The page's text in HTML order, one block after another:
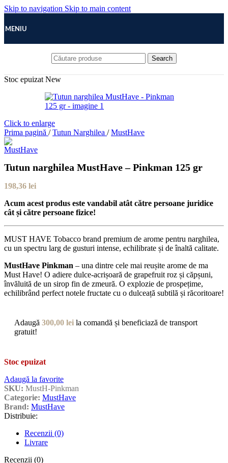
Skip to navigation Skip to main content
MENIU
Search
Stoc epuizat New
Click to enlarge
Prima pagină / Tutun Narghilea / MustHave
Tutun narghilea MustHave – Pinkman 125 gr
198,36 lei
Acum acest produs este vandabil atât către persoane juridice
cât și către persoane fizice!
MUST HAVE Tobacco brand premium de arome pentru narghilea,
cu un spectru larg de gusturi intense, echilibrate și de înaltă calitate.
MustHave Pinkman – una dintre cele mai reușite arome de ma
Must Have! O adiere dulce-acrișoară de grapefruit roz și căpșuni,
învăluită de un sirop fin de zmeură. O explozie de prospețime,
echilibrând perfect notele fructate cu o dulceață subtilă și răcoritoare!
Adaugă 300,00 lei la comandă și beneficiază de transport
gratuit!
Stoc epuizat
Adaugă la favorite
SKU: MustH-Pinkman
Categorie: MustHave
Brand: MustHave
Distribuie:
Recenzii (0)
Livrare
Recenzii (0)